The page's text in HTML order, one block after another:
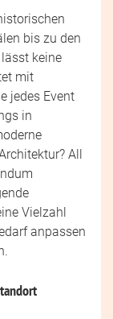
bis zu den
lässt keine
mit
jedes Event
in
All
Vielzahl
anpassen